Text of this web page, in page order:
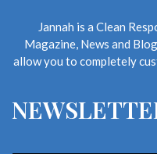
Jannah is a Clean
Magazine, News and
allow you to completely